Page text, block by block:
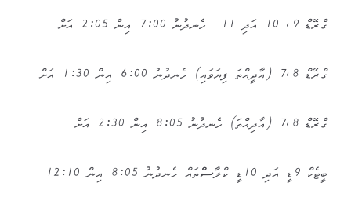
ގްރޭޑް 9، 10 އަދި 11 ހެނދުނު 7:00 އިން 2:05 އަށް
ގްރޭޑް 7،8 (އާދީއްތަ ފިޔަވައި) ހެނދުނު 6:00 އިން 1:30 އަށް
ގްރޭޑް 7،8 (އާދިއްތަ) ހެނދުނު 8:05 އިން 2:30 އަށް
ބީޓެކް 9ޑީ އަދި 10ޑީ ކްލާސްްތައް ހެނދުނު 8:05 އިން 12:10